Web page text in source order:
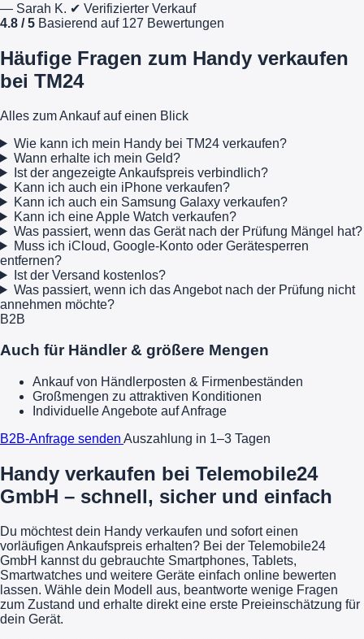
— Sarah K. ✔ Verifizierter Verkauf
4.8 / 5 Basierend auf 127 Bewertungen
Häufige Fragen zum Handy verkaufen
bei TM24
Alles zum Ankauf auf einen Blick
Wie kann ich mein Handy bei TM24 verkaufen?
Wann erhalte ich mein Geld?
Ist der angezeigte Ankaufspreis verbindlich?
Kann ich auch ein iPhone verkaufen?
Kann ich auch ein Samsung Galaxy verkaufen?
Kann ich eine Apple Watch verkaufen?
Was passiert, wenn das Gerät nach der Prüfung Mängel hat?
Muss ich iCloud, Google-Konto oder Gerätesperren
entfernen?
Ist der Versand kostenlos?
Was passiert, wenn ich das Angebot nach der Prüfung nicht
annehmen möchte?
B2B
Auch für Händler & größere Mengen
Ankauf von Händlerposten & Firmenbeständen
Großmengen zu attraktiven Konditionen
Individuelle Angebote auf Anfrage
B2B-Anfrage senden Auszahlung in 1–3 Tagen
Handy verkaufen bei Telemobile24
GmbH – schnell, sicher und einfach
Du möchtest dein Handy verkaufen und sofort einen
vorläufigen Ankaufspreis erhalten? Bei der Telemobile24
GmbH kannst du gebrauchte Smartphones, Tablets,
Smartwatches und weitere Geräte einfach online bewerten
lassen. Wähle dein Modell aus, beantworte wenige Fragen
zum Zustand und erhalte direkt eine erste Preieinschätzung für
dein Gerät.